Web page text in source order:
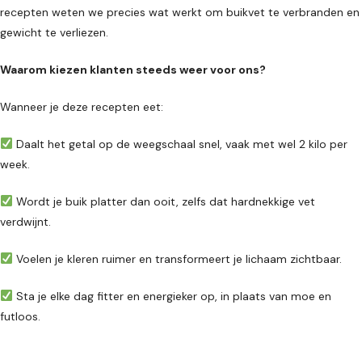
recepten weten we precies wat werkt om buikvet te verbranden en
gewicht te verliezen.
Waarom kiezen klanten steeds weer voor ons?
Wanneer je deze recepten eet:
Daalt het getal op de weegschaal snel, vaak met wel 2 kilo per
week.
Wordt je buik platter dan ooit, zelfs dat hardnekkige vet
verdwijnt.
Voelen je kleren ruimer en transformeert je lichaam zichtbaar.
Sta je elke dag fitter en energieker op, in plaats van moe en
futloos.